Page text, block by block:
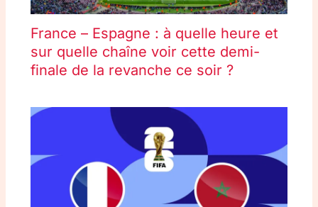
France – Espagne : à quelle heure et
sur quelle chaîne voir cette demi-
finale de la revanche ce soir ?